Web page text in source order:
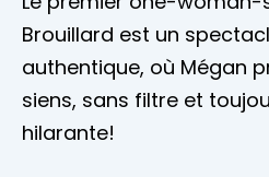
Brouillard est un
authentique, où Mégan
siens, sans filtre et
hilarante!